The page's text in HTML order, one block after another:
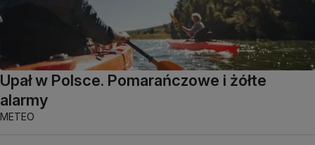
Upał w Polsce. Pomarańczowe i żółte
alarmy
METEO